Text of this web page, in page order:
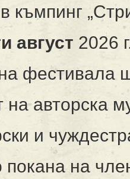
къмпинг
август 2026
фестивала
на авторска
и
покана на